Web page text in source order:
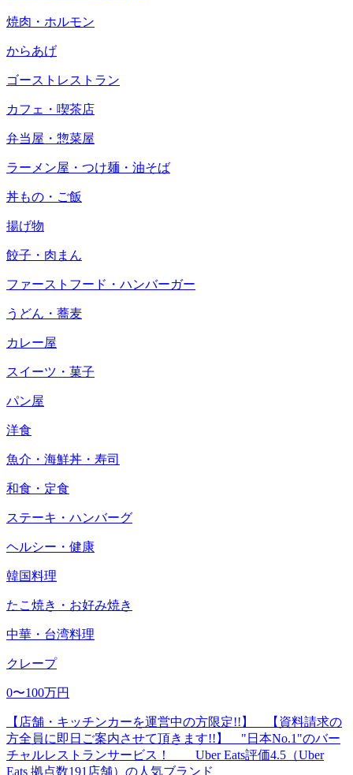
焼肉・ホルモン
からあげ
ゴーストレストラン
カフェ・喫茶店
弁当屋・惣菜屋
ラーメン屋・つけ麺・油そば
丼もの・ご飯
揚げ物
餃子・肉まん
ファーストフード・ハンバーガー
うどん・蕎麦
カレー屋
スイーツ・菓子
パン屋
洋食
魚介・海鮮丼・寿司
和食・定食
ステーキ・ハンバーグ
ヘルシー・健康
韓国料理
たこ焼き・お好み焼き
中華・台湾料理
クレープ
0〜100万円
【店舗・キッチンカーを運営中の方限定!!】 【資料請求の
方全員に即日ご案内させて頂きます!!】 "日本No.1"のバー
チャルレストランサービス！ Uber Eats評価4.5（Uber
Eats 拠点数191店舗）の人気ブランド